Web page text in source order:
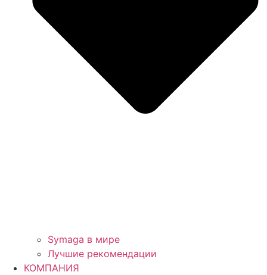
Symaga в мире
Лучшие рекомендации
КОМПАНИЯ